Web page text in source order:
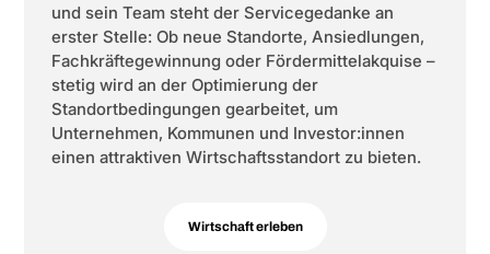
und sein Team steht der Servicegedanke an
erster Stelle: Ob neue Standorte, Ansiedlungen,
Fachkräftegewinnung oder Fördermittelakquise –
stetig wird an der Optimierung der
Standortbedingungen gearbeitet, um
Unternehmen, Kommunen und Investor:innen
einen attraktiven Wirtschaftsstandort zu bieten.
Wirtschaft erleben